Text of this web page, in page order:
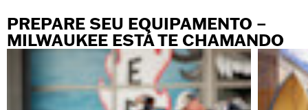
PREPARE SEU EQUIPAMENTO –
MILWAUKEE ESTÁ TE CHAMANDO